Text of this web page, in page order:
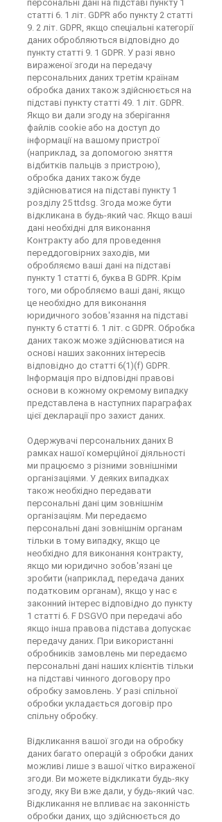
персональні дані на підставі пункту 1
статті 6. 1 літ. GDPR або пункту 2 статті
9. 2 літ. GDPR, якщо спеціальні категорії
даних обробляються відповідно до
пункту статті 9. 1 GDPR. У разі явно
вираженої згоди на передачу
персональних даних третім країнам
обробка даних також здійснюється на
підставі пункту статті 49. 1 літ. GDPR.
Якщо ви дали згоду на зберігання
файлів cookie або на доступ до
інформації на вашому пристрої
(наприклад, за допомогою зняття
відбитків пальців з пристрою),
обробка даних також буде
здійснюватися на підставі пункту 1
розділу 25 ttdsg. Згода може бути
відкликана в будь-який час. Якщо ваші
дані необхідні для виконання
Контракту або для проведення
переддоговірних заходів, ми
обробляємо ваші дані на підставі
пункту 1 статті 6, буква B GDPR. Крім
того, ми обробляємо ваші дані, якщо
це необхідно для виконання
юридичного зобов'язання на підставі
пункту 6 статті 6. 1 літ. c GDPR. Обробка
даних також може здійснюватися на
основі наших законних інтересів
відповідно до статті 6(1)(f) GDPR.
Інформація про відповідні правові
основи в кожному окремому випадку
представлена в наступних параграфах
цієї декларації про захист даних.
Одержувачі персональних даних В
рамках нашої комерційної діяльності
ми працюємо з різними зовнішніми
організаціями. У деяких випадках
також необхідно передавати
персональні дані цим зовнішнім
організаціям. Ми передаємо
персональні дані зовнішнім органам
тільки в тому випадку, якщо це
необхідно для виконання контракту,
якщо ми юридично зобов'язані це
зробити (наприклад, передача даних
податковим органам), якщо у нас є
законний інтерес відповідно до пункту
1 статті 6. F DSGVO при передачі або
якщо інша правова підстава допускає
передачу даних. При використанні
обробників замовлень ми передаємо
персональні дані наших клієнтів тільки
на підставі чинного договору про
обробку замовлень. У разі спільної
обробки укладається договір про
спільну обробку.
Відкликання вашої згоди на обробку
даних багато операцій з обробки даних
можливі лише з вашої чітко вираженої
згоди. Ви можете відкликати будь-яку
згоду, яку Ви вже дали, у будь-який час.
Відкликання не впливає на законність
обробки даних, що здійснюється до